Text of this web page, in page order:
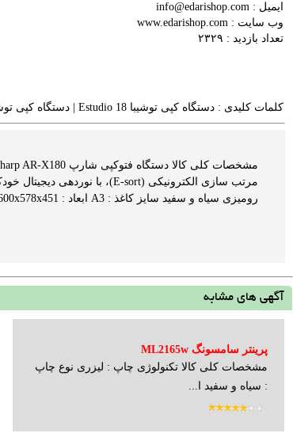
ایمیل : info@edarishop.com
وب سایت : www.edarishop.com
تعداد بازدید : ۲۳۲۹
کلمات کلیدی : دستگاه کپی توشیبا Estudio 18 | دستگاه کپی
رومیزی سیاه و سفید سایز کاغذ : A3 ابعاد : 600x578x451 میلیمتر وزن : 30 کیلوگرم نوع کاربری : اداری...
آگهی های مشابه
پرینتر سامسونگ ML2165w
مشخصات کلی کالا تکنولوژی چاپ : لیزری نوع چاپ
: سیاه و سفید ا...